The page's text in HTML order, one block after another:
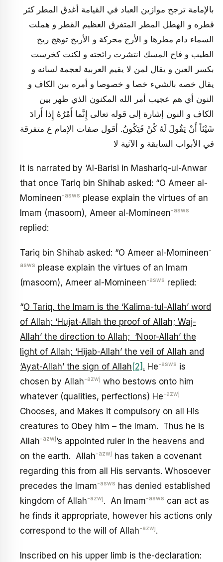
بالإمامة ترجح موازين العباد في القيامة أغدق المطر كثر
قطره و الهطل المطر المتفرق العظيم القطر و هملت
السماء دام مطرها و الأرج محركة و الأريج توهج ريح
الطيب و فاح المسك انتشرت رائحته و لكنت كخرست
‏بكسر العين و يقال لمن لا يقيم العربية لعجمة لسانه و
يقال خصه بالشي‏ء خصا و خصوصا و أمره بين الكاف و
النون أي هم عجيب أمر الله المكنون الذي ظهر بين
الكاف و النون إشارة إلى قوله تعالى إِنَّما أَمْرُهُ إِذا أَرادَ
شَيْئاً أَنْ يَقُولَ لَهُ كُنْ فَيَكُونُ. أقول صفات الإمام ع متفرقة
في الأبواب السابقة و الآتية لا
It is narrated by ‘Al-Barisi in Mashariq-ul-Anwar
that once Tariq bin Shihab asked: “O Ameer al-
Momineen-asws please explain the virtues of an
Imam (masoom), Ameer al-Momineen-asws
replied:
Tariq bin Shihab asked: “O Ameer al-Momineen-
asws please explain the virtues of an Imam
(masoom), Ameer al-Momineen-asws replied:
“O Tariq, the Imam is the ‘Kalima-tul-Allah’ word
of Allah; ‘Hujat-Allah the proof of Allah; Waj-
Allah’ the direction to Allah; ‘Noor-Allah’ the
light of Allah; ‘Hijab-Allah’ the veil of Allah and
‘Ayat-Allah’ the sign of Allah [2] . He-asws is
chosen by Allah-azwj who bestows onto him
whatever (qualities, perfections) He-azwj
Chooses, and Makes it compulsory on all His
creatures to Obey him – the Imam. Thus he is
Allah-azwj’s appointed ruler in the heavens and
on the earth. Allah-azwj has taken a covenant
regarding this from all His servants. Whosoever
precedes the Imam-asws has denied established
kingdom of Allah-azwj. An Imam-asws can act as
he finds it appropriate, however his actions only
correspond to the will of Allah-azwj.
Inscribed on his upper limb is the-declaration: